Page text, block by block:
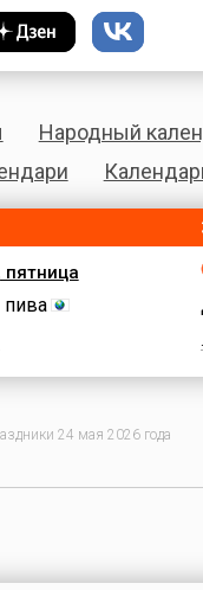
Народный
пятница
24 мая 2026 года